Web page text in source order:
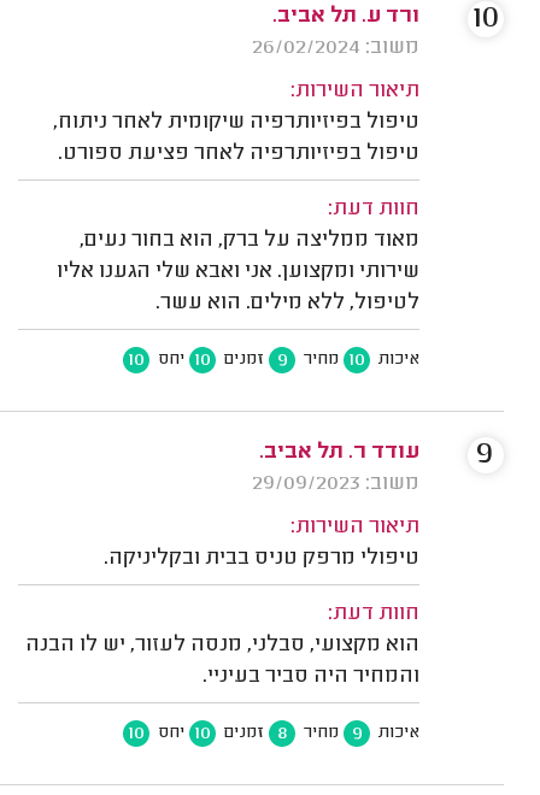
ורד ע. תל אביב.
משוב: 26/02/2024
תיאור השירות:
טיפול בפיזיותרפיה שיקומית לאחר ניתוח,
טיפול בפיזיותרפיה לאחר פציעת ספורט.
חוות דעת:
מאוד ממליצה על ברק, הוא בחור נעים,
שירותי ומקצוען. אני ואבא שלי הגענו אליו
לטיפול, ללא מילים. הוא עשר.
איכות 10 מחיר 9 זמנים 10 יחס 10
10
עודד ר. תל אביב.
משוב: 29/09/2023
תיאור השירות:
טיפולי מרפק טניס בבית ובקליניקה.
חוות דעת:
הוא מקצועי, סבלני, מנסה לעזור, יש לו הבנה
והמחיר היה סביר בעיניי.
איכות 9 מחיר 8 זמנים 10 יחס 10
9